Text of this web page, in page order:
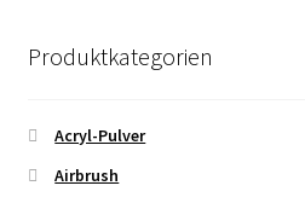
Produktkategorien
Acryl-Pulver
Airbrush